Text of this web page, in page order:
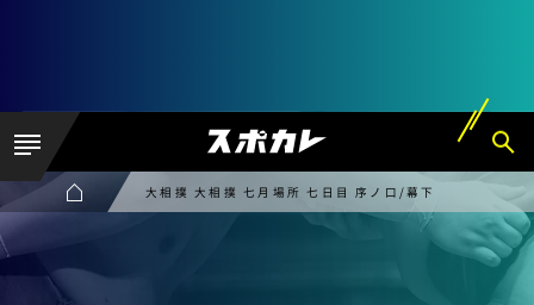
大相撲 大相撲 七月場所 七日目 序ノ口/幕下